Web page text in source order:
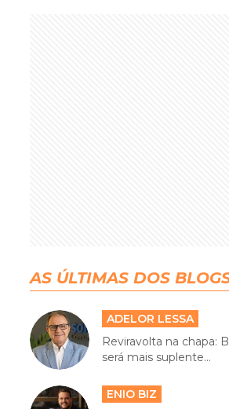
AS ÚLTIMAS DOS
ADELOR LESSA
Reviravolta na chapa:
será mais suplente...
ENIO BIZ